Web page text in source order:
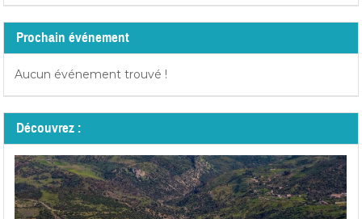
Prochain événement
Aucun événement trouvé !
Découvrez :